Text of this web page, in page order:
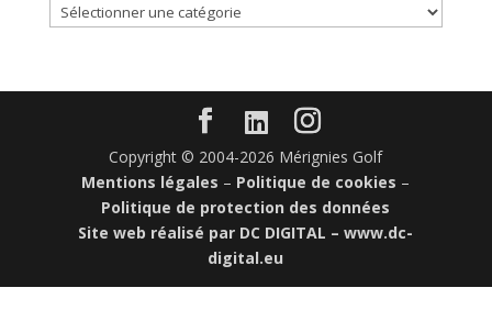
Catégories
d’articles
Copyright © 2004-2026 Mérignies Golf
Mentions légales – Politique de cookies –
Politique de protection des données
Site web réalisé par DC DIGITAL –www.dc-
digital.eu